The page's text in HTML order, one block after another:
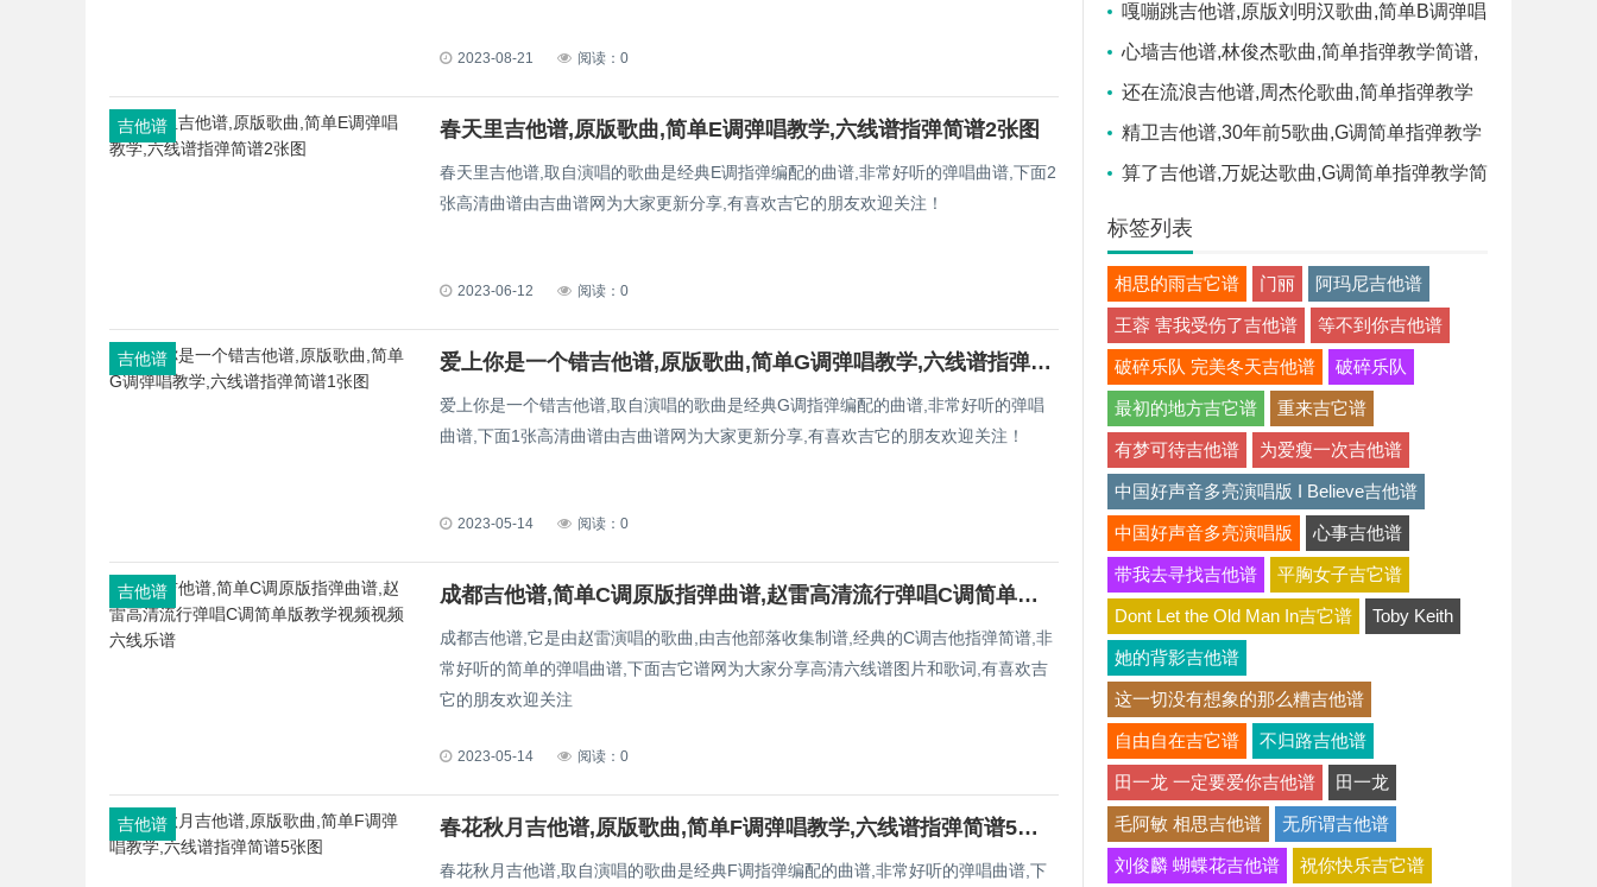
2023-08-21 阅读：0
吉他谱 春天里吉他谱,原版歌曲,简单E调弹唱教学,六线谱指弹简谱2张图
春天里吉他谱,取自演唱的歌曲是经典E调指弹编配的曲谱,非常好听的弹唱曲谱,下面2
张高清曲谱由吉曲谱网为大家更新分享,有喜欢吉它的朋友欢迎关注！
2023-06-12 阅读：0
吉他谱 爱上你是一个错吉他谱,原版歌曲,简单G调弹唱教学,六线谱指弹简谱1张图
爱上你是一个错吉他谱,取自演唱的歌曲是经典G调指弹编配的曲谱,非常好听的弹唱
曲谱,下面1张高清曲谱由吉曲谱网为大家更新分享,有喜欢吉它的朋友欢迎关注！
2023-05-14 阅读：0
吉他谱 成都吉他谱,简单C调原版指弹曲谱,赵雷高清流行弹唱C调简单版教学视频视频六线乐谱
成都吉他谱,它是由赵雷演唱的歌曲,由吉他部落收集制谱,经典的C调吉他指弹简谱,非
常好听的简单的弹唱曲谱,下面吉它谱网为大家分享高清六线谱图片和歌词,有喜欢吉
它的朋友欢迎关注
2023-05-14 阅读：0
吉他谱 春花秋月吉他谱,原版歌曲,简单F调弹唱教学,六线谱指弹简谱5张图
春花秋月吉他谱,取自演唱的歌曲是经典F调指弹编配的曲谱,非常好听的弹唱曲谱,下
弹唱教学,音乐之家版六线指弹简谱图
嘎嘣跳吉他谱,原版刘明汉歌曲,简单B调弹唱
教学,吉他世界网版六线指弹简谱图
心墙吉他谱,林俊杰歌曲,简单指弹教学简谱,
群子六线谱图片
还在流浪吉他谱,周杰伦歌曲,简单指弹教学
简谱,7T吉他教室六线谱图片
精卫吉他谱,30年前5歌曲,G调简单指弹教学
简谱,革命吉他六线谱图片
算了吉他谱,万妮达歌曲,G调简单指弹教学简
谱,革命吉他六线谱图片
标签列表
相思的雨吉它谱 门丽 阿玛尼吉他谱
王蓉 害我受伤了吉他谱 等不到你吉他谱
破碎乐队 完美冬天吉他谱 破碎乐队
最初的地方吉它谱 重来吉它谱
有梦可待吉他谱 为爱瘦一次吉他谱
中国好声音多亮演唱版 I Believe吉他谱
中国好声音多亮演唱版 心事吉他谱
带我去寻找吉他谱 平胸女子吉它谱
Dont Let the Old Man In吉它谱 Toby Keith
她的背影吉他谱
这一切没有想象的那么糟吉他谱
自由自在吉它谱 不归路吉他谱
田一龙 一定要爱你吉他谱 田一龙
毛阿敏 相思吉他谱 无所谓吉他谱
刘俊麟 蝴蝶花吉他谱 祝你快乐吉它谱